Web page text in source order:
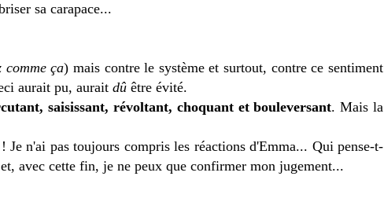
sa carapace...
comme ça) mais contre le système et surtout, contre ce sentiment
aurait pu, aurait dû être évité.
saisissant, révoltant, choquant et bouleversant. Mais la
n'ai pas toujours compris les réactions d'Emma... Qui pense-t-
avec cette fin, je ne peux que confirmer mon jugement...